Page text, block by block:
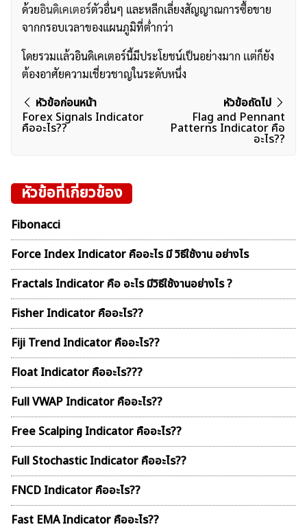
ค้นหา
สำหรับ:
ด้วยอินดิเคเตอร์ตัวอื่นๆ และหลีกเลี่ยงสัญญาณการซื้อขาย
จากกรอบเวลาของแผนภูมิที่ต่ำกว่า
โดยรวมเเล้วอินดิเคเตอร์นี้มีประโยชน์เป็นอย่างมาก เเต่ก็ยัง
ต้องอาศัยความเชี่ยวชาญในระดับหนึ่ง
แนะแนว
เรื่อง
หัวข้อก่อนหน้า
Forex Signals Indicator
คืออะไร??
หัวข้อถัดไป
Flag and Pennant
Patterns Indicator คือ
อะไร??
หัวข้อที่เกี่ยวข้อง
Fibonacci
Force Index Indicator คืออะไร มี วิธีใช้งาน อย่างไร
Fractals Indicator คือ อะไร มีวิธีใช้งานอย่างไร ?
Fisher Indicator คืออะไร??
Fiji Trend Indicator คืออะไร??
Float Indicator คืออะไร???
Full VWAP Indicator คืออะไร??
Free Scalping Indicator คืออะไร??
Full Stochastic Indicator คืออะไร??
FNCD Indicator คืออะไร??
Fast EMA Indicator คืออะไร??